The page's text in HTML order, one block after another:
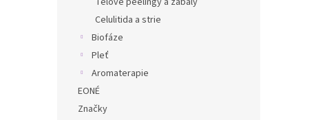
Celulitida a strie
Biofáze
Pleť
Aromaterapie
EONÉ
Značky